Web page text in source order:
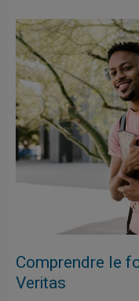
Comprendre le
Veritas